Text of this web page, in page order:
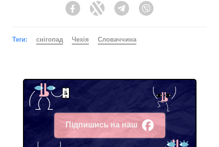
FacebookTwitter Telegram
Теги: снігопад Чехія Словаччина
Підпишись на наш
Facebook